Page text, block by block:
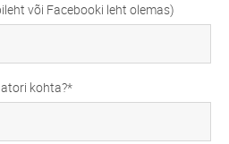
või Facebooki leht olemas)
kohta?